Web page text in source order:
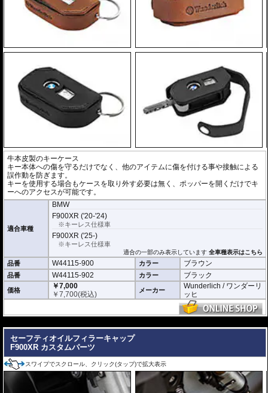
牛本皮製のキーケース
キー本体への傷を守るだけでなく、他のアイテムに傷を付ける事や接触による
誤作動を防ぎます。
キーを使用する場合もケースを取り外す必要は無く、ポッパーを開くだけでキ
ーへのアクセスが可能です。
適合車種
BMW
F900XR ('20-'24)
※キーレス仕様車
F900XR ('25-)
※キーレス仕様車
適合の一部のみ表示しています全車種表示はこちら
品番 W44115-900 カラー ブラウン
品番 W44115-902 カラー ブラック
価格
￥7,000
￥7,700(税込) メーカー
Wunderlich / ワンダーリ
ッヒ
セーフティオイルフィラーキャップ
F900XR カスタムパーツ
スワイプでスクロール、クリック(タップ)で拡大表示